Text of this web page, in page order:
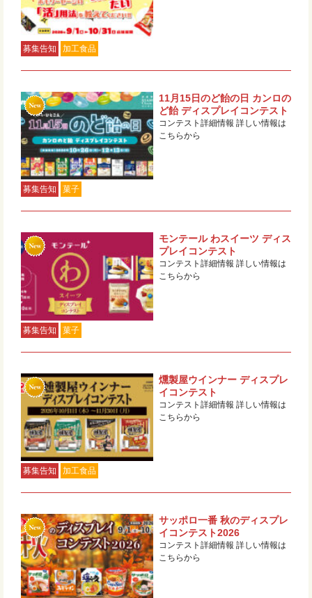
募集告知 加工食品
募集告知 菓子
11月15日のど飴の日 カンロの
ど飴 ディスプレイコンテスト
コンテスト詳細情報 詳しい情報は
こちらから
募集告知 菓子
モンテール わスイーツ ディス
プレイコンテスト
コンテスト詳細情報 詳しい情報は
こちらから
募集告知 加工食品
燻製屋ウインナー ディスプレ
イコンテスト
コンテスト詳細情報 詳しい情報は
こちらから
サッポロ一番 秋のディスプレ
イコンテスト2026
コンテスト詳細情報 詳しい情報は
こちらから